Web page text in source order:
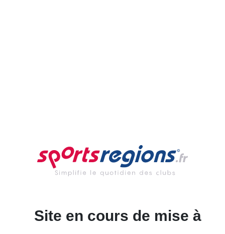
Site en cours de mise à